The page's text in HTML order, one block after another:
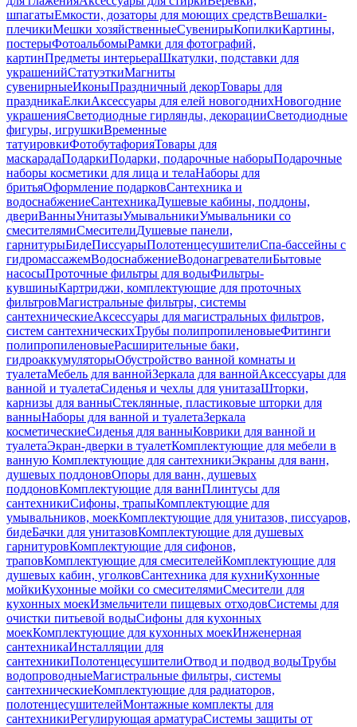
шпагатыЕмкости, дозаторы для моющих средствВешалки-
плечикиМешки хозяйственныеСувенирыКопилкиКартины,
постерыФотоальбомыРамки для фотографий,
картинПредметы интерьераШкатулки, подставки для
украшенийСтатуэткиМагниты
сувенирныеИконыПраздничный декорТовары для
праздникаЕлкиАксессуары для елей новогоднихНовогодние
украшенияСветодиодные гирлянды, декорацииСветодиодные
фигуры, игрушкиВременные
татуировкиФотобутафорияТовары для
маскарадаПодаркиПодарки, подарочные наборыПодарочные
наборы косметики для лица и телаНаборы для
бритьяОформление подарковСантехника и
водоснабжениеСантехникаДушевые кабины, поддоны,
двериВанныУнитазыУмывальникиУмывальники со
смесителямиСмесителиДушевые панели,
гарнитурыБидеПиссуарыПолотенцесушителиСпа-бассейны с
гидромассажемВодоснабжениеВодонагревателиБытовые
насосыПроточные фильтры для водыФильтры-
кувшиныКартриджи, комплектующие для проточных
фильтровМагистральные фильтры, системы
сантехническиеАксессуары для магистральных фильтров,
систем сантехническихТрубы полипропиленовыеФитинги
полипропиленовыеРасширительные баки,
гидроаккумуляторыОбустройство ванной комнаты и
туалетаМебель для ваннойЗеркала для ваннойАксессуары для
ванной и туалетаСиденья и чехлы для унитазаШторки,
карнизы для ванныСтеклянные, пластиковые шторки для
ванныНаборы для ванной и туалетаЗеркала
косметическиеСиденья для ванныКоврики для ванной и
туалетаЭкран-дверки в туалетКомплектующие для мебели в
ванную Комплектующие для сантехникиЭкраны для ванн,
душевых поддоновОпоры для ванн, душевых
поддоновКомплектующие для ваннПлинтусы для
сантехникиСифоны, трапыКомплектующие для
умывальников, моекКомплектующие для унитазов, писсуаров,
бидеБачки для унитазовКомплектующие для душевых
гарнитуровКомплектующие для сифонов,
траповКомплектующие для смесителейКомплектующие для
душевых кабин, уголковСантехника для кухниКухонные
мойкиКухонные мойки со смесителямиСмесители для
кухонных моекИзмельчители пищевых отходовСистемы для
очистки питьевой водыСифоны для кухонных
моекКомплектующие для кухонных моекИнженерная
сантехникаИнсталляции для
сантехникиПолотенцесушителиОтвод и подвод водыТрубы
водопроводныеМагистральные фильтры, системы
сантехническиеКомплектующие для радиаторов,
полотенцесушителейМонтажные комплекты для
сантехникиРегулирующая арматураСистемы защиты от